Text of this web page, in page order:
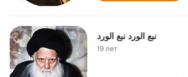
نبع الورد نبع الورد
19 лет